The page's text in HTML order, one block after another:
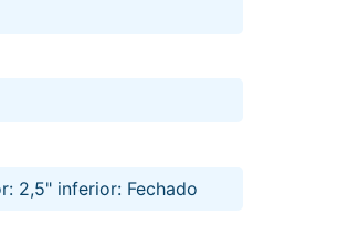
2,5" inferior: Fechado